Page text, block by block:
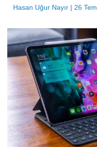
Hasan Uğur Nayır | 26